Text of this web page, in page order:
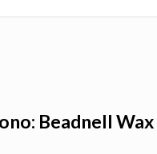
Beadnell